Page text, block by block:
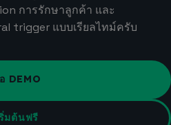
การรักษาลูกค้า และ
trigger แบบเรียลไทม์ครับ
DEMO
มต้นฟรี